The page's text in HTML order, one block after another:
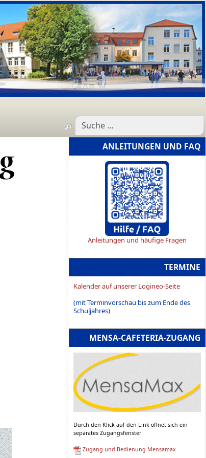
ANLEITUNGEN UND FAQ
Anleitungen und häufige Fragen
TERMINE
Kalender auf unserer Logineo-Seite
(mit Terminvorschau bis zum Ende des
Schuljahres)
MENSA-CAFETERIA-ZUGANG
Durch den Klick auf den Link öffnet sich ein
separates Zugangsfenster.
Zugang und Bedienung Mensamax